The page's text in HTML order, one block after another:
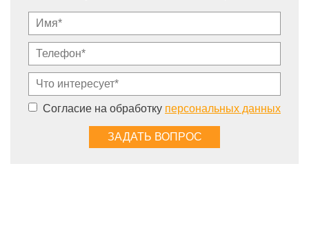
Согласие на обработку персональных данных